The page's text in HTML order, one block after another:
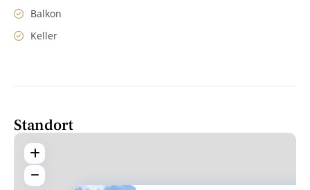
Balkon
Keller
Standort